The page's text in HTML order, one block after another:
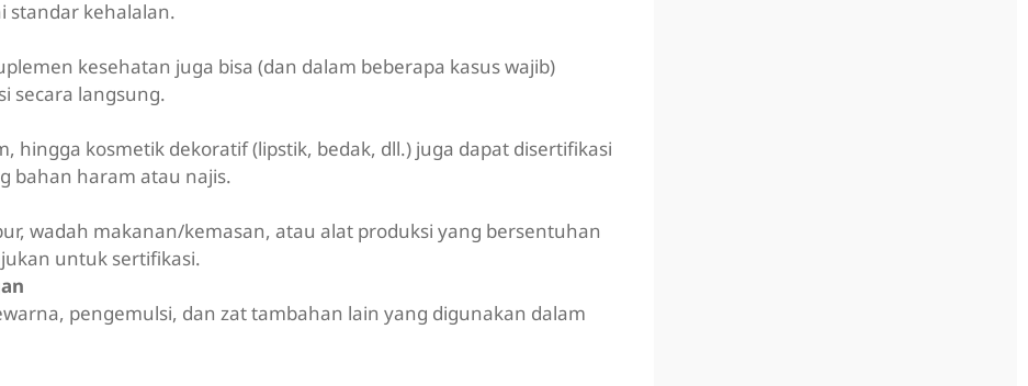
standar kehalalan.
kesehatan juga bisa (dan dalam beberapa kasus wajib)
secara langsung.
hingga kosmetik dekoratif (lipstik, bedak, dll.) juga dapat disertifikasi
bahan haram atau najis.
wadah makanan/kemasan, atau alat produksi yang bersentuhan
untuk sertifikasi.
pengemulsi, dan zat tambahan lain yang digunakan dalam